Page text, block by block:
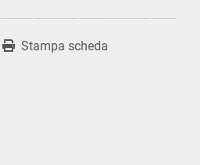
Stampa scheda